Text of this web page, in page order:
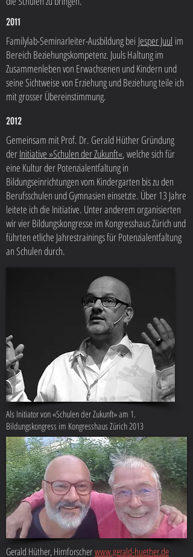
2011
Familylab-Seminarleiter-Ausbildung bei Jesper Juul im
Bereich Beziehungskompetenz. Juuls Haltung im
Zusammenleben von Erwachsenen und Kindern und
seine Sichtweise von Erziehung und Beziehung teile ich
mit grosser Übereinstimmung.
2012
Gemeinsam mit Prof. Dr. Gerald Hüther Gründung
derInitiative »Schulen der Zukunft«, welche sich für
eine Kultur der Potenzialentfaltung in
Bildungseinrichtungen vom Kindergarten bis zu den
Berufsschulen und Gymnasien einsetzte. Über 13 Jahre
leitete ich die Initiative. Unter anderem organisierten
wir vier Bildungskongresse im Kongresshaus Zürich und
führten etliche Jahrestrainings für Potenzialentfaltung
an Schulen durch.
Als Initiator von «Schulen der Zukunft» am 1.
Bildungskongress im Kongresshaus Zürich 2013
Gerald Hüther, Hirnforscherwww.gerald-huether.de